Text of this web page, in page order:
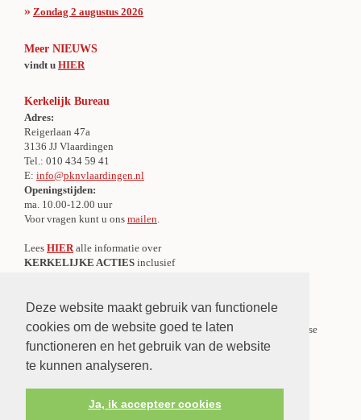
Deze website maakt gebruik van functionele
cookies om de website goed te laten
functioneren en het gebruik van de website
te kunnen analyseren.
Ja, ik accepteer cookies
» Zondag 2 augustus 2026
Meer NIEUWS
vindt u HIER
Kerkelijk Bureau
Adres:
Reigerlaan 47a
3136 JJ Vlaardingen
Tel.: 010 434 59 41
E: info@pknvlaardingen.nl
Openingstijden:
ma. 10.00-12.00 uur
Voor vragen kunt u ons mailen.
Lees HIER alle informatie over
KERKELIJKE ACTIES inclusief
Centraal Meldpunt Overlijden
Er is een Centraal Meldpunt Overlijden voor de gehele Protestantse
Gemeente te Vlaardingen.
»
Lees verder